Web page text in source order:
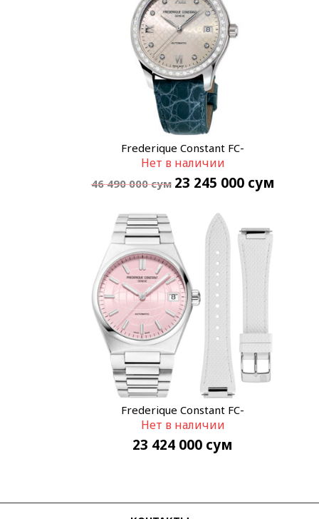
Frederique Constant FC-
303LGD3BD6
Нет в наличии
46 490 000сум 23 245 000 сум
Frederique Constant FC-
303LP2NH6B
Нет в наличии
23 424 000 сум